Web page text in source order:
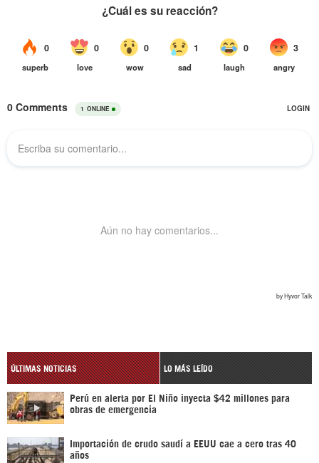
ÚLTIMAS NOTICIAS LO MÁS LEÍDO
Perú en alerta por El Niño inyecta $42 millones para
obras de emergencia
Importación de crudo saudí a EEUU cae a cero tras 40
años